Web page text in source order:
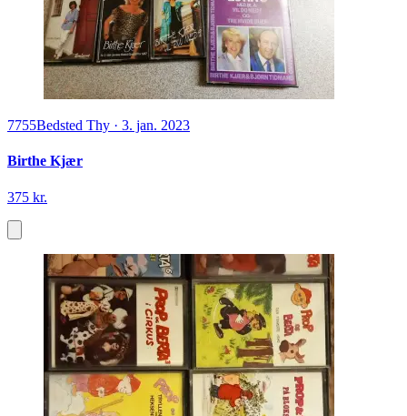
7755Bedsted Thy · 3. jan. 2023
Birthe Kjær
375 kr.